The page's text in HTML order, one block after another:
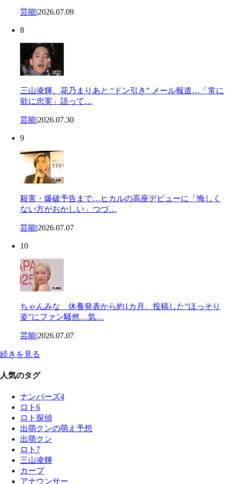
芸能|2026.07.09
8
三山凌輝、花乃まりあと “ドン引き” メール報道…「常に
欲に忠実」語って…
芸能|2026.07.30
9
殺害・爆破予告まで…ヒカルの高座デビューに「悔しく
ない方がおかしい」つづ…
芸能|2026.07.07
10
ちゃんみな 休養発表から約1カ月、投稿した“ほっそり
姿”にファン騒然…気…
芸能|2026.07.07
続きを見る
人気のタグ
ナンバーズ4
ロト6
ロト探偵
出萌クンの萌え予想
出萌クン
ロト7
三山凌輝
カープ
アナウンサー